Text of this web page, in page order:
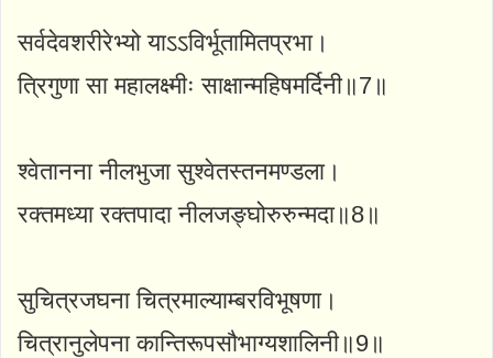
सर्वदेवशरीरेभ्यो याऽऽविर्भूतामितप्रभा।
त्रिगुणा सा महालक्ष्मीः साक्षान्महिषमर्दिनी॥7॥
श्वेतानना नीलभुजा सुश्वेतस्तनमण्डला।
रक्तमध्या रक्तपादा नीलजङ्घोरुरुन्मदा॥8॥
सुचित्रजघना चित्रमाल्याम्बरविभूषणा।
चित्रानुलेपना कान्तिरूपसौभाग्यशालिनी॥9॥